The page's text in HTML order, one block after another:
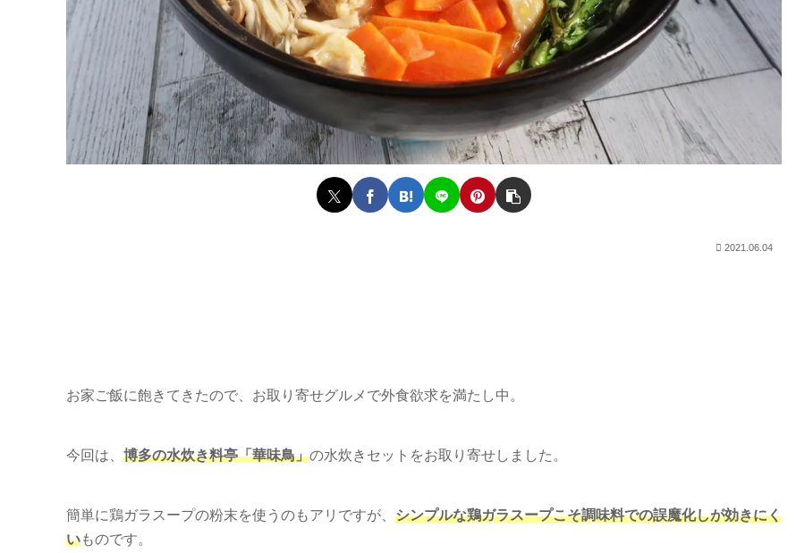
2021.06.04
お家ご飯に飽きてきたので、お取り寄せグルメで外食欲求を満たし中。
今回は、 博多の水炊き料亭「華味鳥」の水炊きセットをお取り寄せしました。
簡単に鶏ガラスープの粉末を使うのもアリですが、 シンプルな鶏ガラスープこそ調味料での誤魔化しが効きにく
いものです。